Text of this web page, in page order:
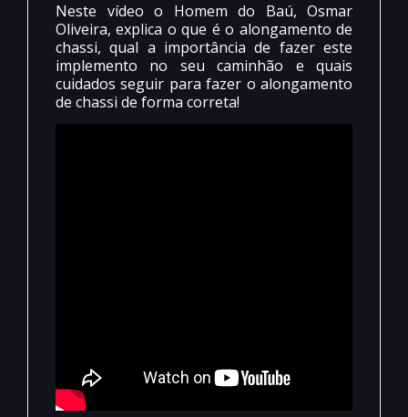
Neste vídeo o Homem do Baú, Osmar
Oliveira, explica o que é o alongamento de
chassi, qual a importância de fazer este
implemento no seu caminhão e quais
cuidados seguir para fazer o alongamento
de chassi de forma correta!